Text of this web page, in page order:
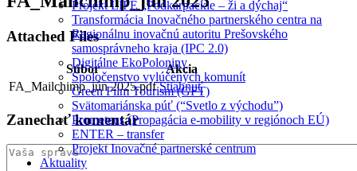
Projekt LIFE „Podkarpackie – ži a dýchaj“
Transformácia Inovačného partnerského centra na
Regionálnu inovačnú autoritu Prešovského
samosprávneho kraja (IPC 2.0)
Digitálne EkoPoloniny
Spoločenstvo vylúčených komunít
Green Film Tourism (GFT)
Svätomariánska púť (“Svetlo z východu”)
Prometeus (Propagácia e-mobility v regiónoch EÚ)
ENTER – transfer
Projekt Inovačné partnerské centrum
Aktuality
Attached Files
Súbor
Akcia
FA_Mailchimp_jún 2025.pdf Stiahnuť
Zanechaťkomentár